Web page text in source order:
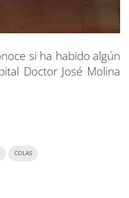
si ha habido algún
Doctor José Molina
COLAS